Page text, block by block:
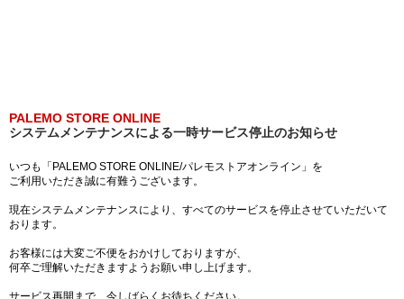
PALEMO STORE ONLINE
システムメンテナンスによる一時サービス停止のお知らせ
いつも「PALEMO STORE ONLINE/パレモストアオンライン」を
ご利用いただき誠に有難うございます。
現在システムメンテナンスにより、すべてのサービスを停止させていただいて
おります。
お客様には大変ご不便をおかけしておりますが、
何卒ご理解いただきますようお願い申し上げます。
サービス再開まで、今しばらくお待ちください。